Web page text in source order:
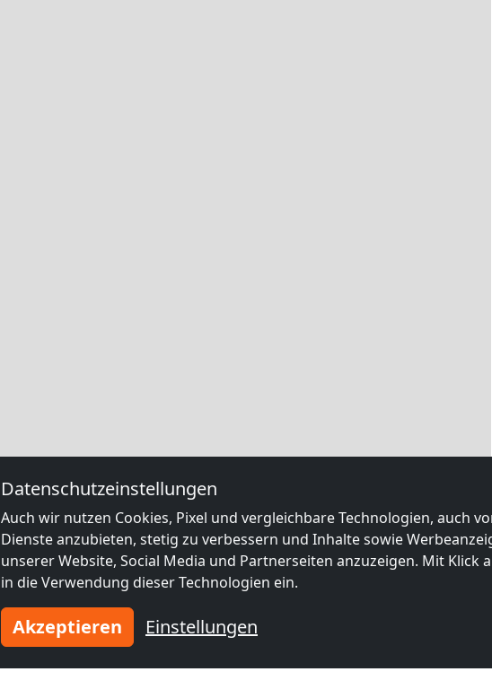
Datenschutzeinstellungen
Auch wir nutzen Cookies, Pixel und vergleichbare Technologien, auch
Dienste anzubieten, stetig zu verbessern und Inhalte sowie
unserer Website, Social Media und Partnerseiten anzuzeigen. Mit Klick
in die Verwendung dieser Technologien ein.
Akzeptieren Einstellungen